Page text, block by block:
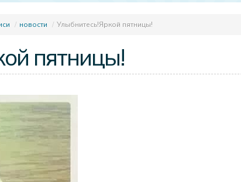
/ новости / Улыбнитесь!Яркой пятницы!
пятницы!